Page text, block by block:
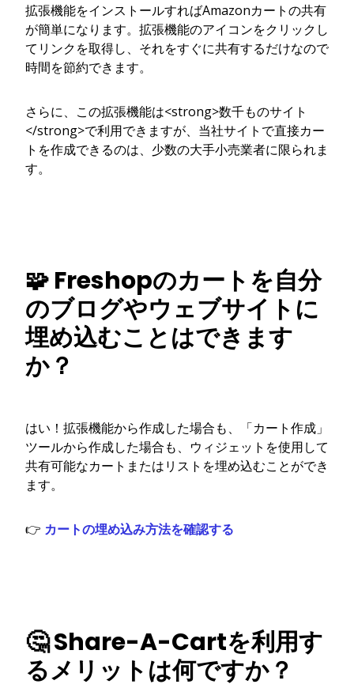
拡張機能をインストールすればAmazonカートの共有
が簡単になります。拡張機能のアイコンをクリックし
てリンクを取得し、それをすぐに共有するだけなので
時間を節約できます。
さらに、この拡張機能は<strong>数千ものサイト
</strong>で利用できますが、当社サイトで直接カー
トを作成できるのは、少数の大手小売業者に限られま
す。
🧩 Freshopのカートを自分
のブログやウェブサイトに
埋め込むことはできます
か？
はい！拡張機能から作成した場合も、「カート作成」
ツールから作成した場合も、ウィジェットを使用して
共有可能なカートまたはリストを埋め込むことができ
ます。
👉 カートの埋め込み方法を確認する
🤔 Share-A-Cartを利用す
るメリットは何ですか？